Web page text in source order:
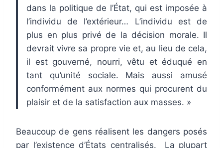
dans la politique de l’État, qui est imposée à
l’individu de l’extérieur… L’individu est de
plus en plus privé de la décision morale. Il
devrait vivre sa propre vie et, au lieu de cela,
il est gouverné, nourri, vêtu et éduqué en
tant qu’unité sociale. Mais aussi amusé
conformément aux normes qui procurent du
plaisir et de la satisfaction aux masses. »
Beaucoup de gens réalisent les dangers posés
par l’existence d’États centralisés. La plupart